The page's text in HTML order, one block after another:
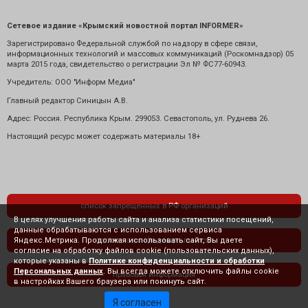
Сетевое издание «Крымский новостной портал INFORMER»
Зарегистрировано Федеральной службой по надзору в сфере связи,
информационных технологий и массовых коммуникаций (Роскомнадзор) 05
марта 2015 года, свидетельство о регистрации Эл № ФС77-60943.
Учредитель: ООО "Информ Медиа"
Главный редактор Синицын А.В.
Адрес: Россия. Республика Крым. 299053. Севастополь, ул. Руднева 26.
Настоящий ресурс может содержать материалы 18+
список запрещенных в РФ организаций
политика конфиденциальности
правовая информация
В целях улучшения работы сайта и анализа статистики посещений,
данные обрабатываются с использованием сервиса
Яндекс.Метрика. Продолжая использовать сайт, Вы даете
согласие на обработку файлов cookie (пользовательских данных),
которые указаны в Политике конфиденциальности и обработки
Персональных данных . Вы всегда можете отключить файлы cookie
в настройках Вашего браузера или покинуть сайт.
Я согласен